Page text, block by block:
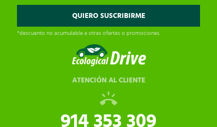
*descuento no acumulable a otras ofertas o promociones.
ATENCIÓN AL CLIENTE
914 353 309